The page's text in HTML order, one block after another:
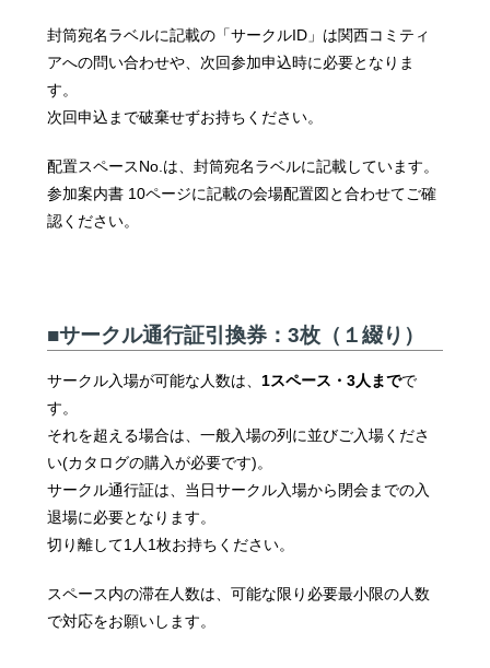
封筒宛名ラベルに記載の「サークルID」は関西コミティ
アへの問い合わせや、次回参加申込時に必要となりま
す。
次回申込まで破棄せずお持ちください。
配置スペースNo.は、封筒宛名ラベルに記載しています。
参加案内書 10ページに記載の会場配置図と合わせてご確
認ください。
■サークル通行証引換券：3枚（１綴り）
サークル入場が可能な人数は、 1スペース・3人までで
す。
それを超える場合は、一般入場の列に並びご入場くださ
い(カタログの購入が必要です)。
サークル通行証は、当日サークル入場から閉会までの入
退場に必要となります。
切り離して1人1枚お持ちください。
スペース内の滞在人数は、可能な限り必要最小限の人数
で対応をお願いします。